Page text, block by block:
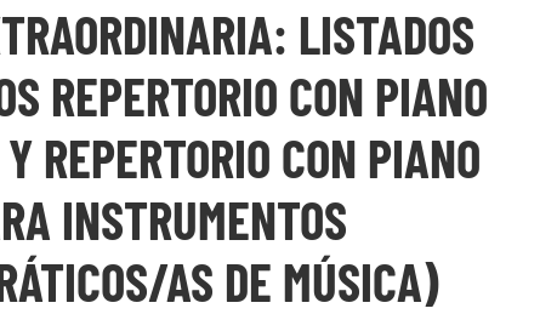
LISTADOS
REPERTORIO CON PIANO
REPERTORIO CON PIANO
INSTRUMENTOS
AS DE MÚSICA)